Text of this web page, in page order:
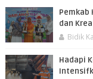
Pemkab
dan
Bidik
​Hadapi